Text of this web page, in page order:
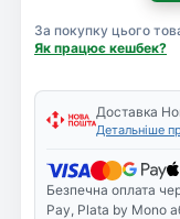
За покупку цього
Як працює кешбек?
Доставка
Детальніше
Безпечна оплата
Pay, Plata by Mono